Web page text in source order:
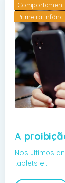
Primeira
A
Nos últimos
tablets e…